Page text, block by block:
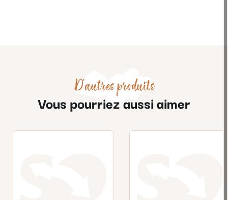
D'autres produits
Vous pourriez aussi aimer